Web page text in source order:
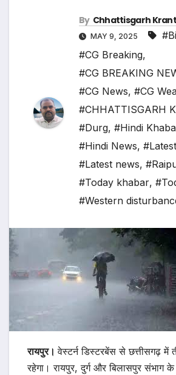
By Chhattisgarh
MAY 9, 2025
#CG Breaking,
#CG BREAKING
#CG News, #CG
#CHHATTISGARH
#Durg, #Hindi
#Hindi News,
#Latest news,
#Today khabar,
#Western
रायपुर।वेस्टर्न डिस्टरबेंस से छत्तीसगढ़ में
रहेगा। रायपुर, दुर्ग और बिलासपुर संभाग